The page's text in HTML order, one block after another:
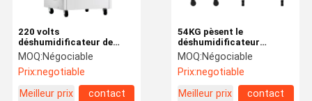
54KG pèsent le
déshumidificateur
portatif commercial de ³
de 600m
MOQ:Négociable
Prix:negotiable
Meilleur prix
contact
220 volts
déshumidificateur de
qualité marchande de
1050 watts
MOQ:Négociable
Prix:negotiable
Meilleur prix
contact